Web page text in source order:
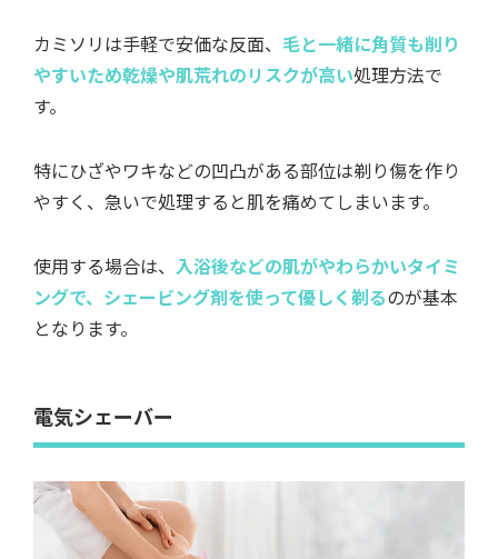
カミソリは手軽で安価な反面、 毛と一緒に角質も削り
やすいため乾燥や肌荒れのリスクが高い処理方法で
す。
特にひざやワキなどの凹凸がある部位は剃り傷を作り
やすく、急いで処理すると肌を痛めてしまいます。
使用する場合は、 入浴後などの肌がやわらかいタイミ
ングで、シェービング剤を使って優しく剃るのが基本
となります。
電気シェーバー